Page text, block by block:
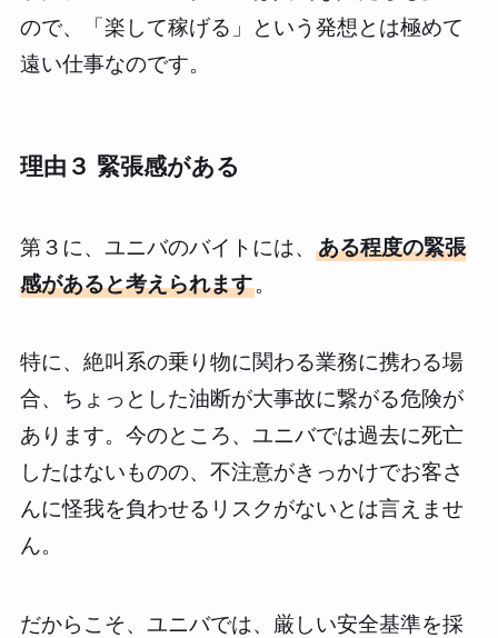
ので、「楽して稼げる」という発想とは極めて
遠い仕事なのです。
理由３ 緊張感がある
第３に、ユニバのバイトには、 ある程度の緊張
感があると考えられます。
特に、絶叫系の乗り物に関わる業務に携わる場
合、ちょっとした油断が大事故に繋がる危険が
あります。今のところ、ユニバでは過去に死亡
したはないものの、不注意がきっかけでお客さ
んに怪我を負わせるリスクがないとは言えませ
ん。
だからこそ、ユニバでは、厳しい安全基準を採